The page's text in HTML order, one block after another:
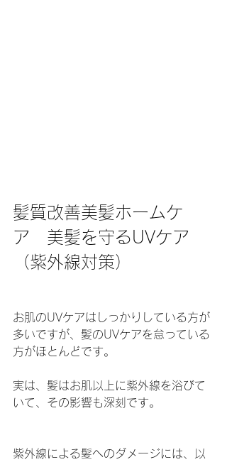
髪質改善美髪ホームケ
ア　美髪を守るUVケア
（紫外線対策）
お肌のUVケアはしっかりしている方が
多いですが、髪のUVケアを怠っている
方がほとんどです。
実は、髪はお肌以上に紫外線を浴びて
いて、その影響も深刻です。
紫外線による髪へのダメージには、以